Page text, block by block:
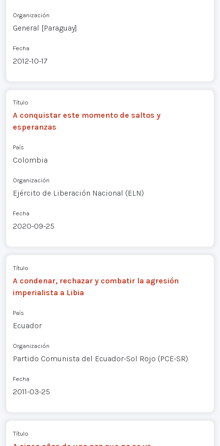
Organización
General [Paraguay]
Fecha
2012-10-17
Título
A conquistar este momento de saltos y
esperanzas
País
Colombia
Organización
Ejército de Liberación Nacional (ELN)
Fecha
2020-09-25
Título
A condenar, rechazar y combatir la agresión
imperialista a Libia
País
Ecuador
Organización
Partido Comunista del Ecuador-Sol Rojo (PCE-SR)
Fecha
2011-03-25
Título